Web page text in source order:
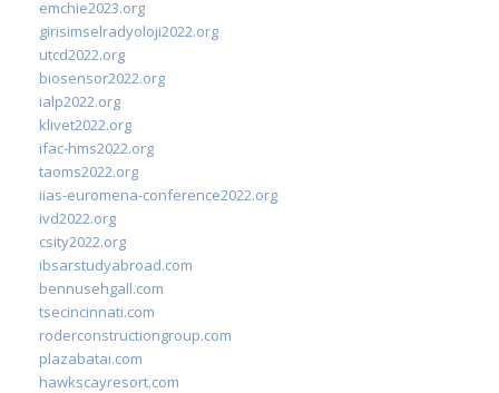
emchie2023.org
girisimselradyoloji2022.org
utcd2022.org
biosensor2022.org
ialp2022.org
klivet2022.org
ifac-hms2022.org
taoms2022.org
iias-euromena-conference2022.org
ivd2022.org
csity2022.org
ibsarstudyabroad.com
bennusehgall.com
tsecincinnati.com
roderconstructiongroup.com
plazabatai.com
hawkscayresort.com